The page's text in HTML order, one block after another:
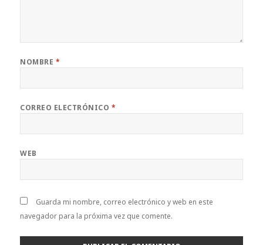
NOMBRE *
CORREO ELECTRÓNICO *
WEB
Guarda mi nombre, correo electrónico y web en este
navegador para la próxima vez que comente.